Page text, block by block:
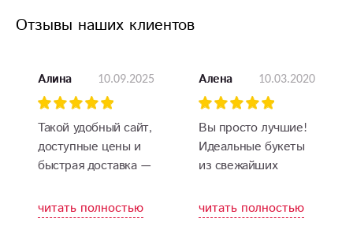
Отзывы наших клиентов
Алина 10.09.2025
Такой удобный сайт,
доступные цены и
быстрая доставка —
Получатель был в
восторге, цветы
читать полностью
Алена 10.03.2020
Вы просто лучшие!
Идеальные букеты
из свежайших
Спасибо, что с
любовью относитесь
читать полностью